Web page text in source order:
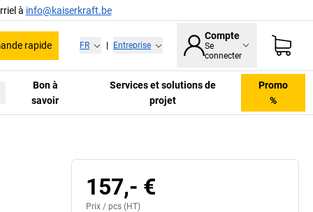
à info@kaiserkraft.be
rapide FR Entreprise
Compte
Se
connecter
Bon à
savoir
Services et solutions de
projet
Promo
%
157,- €
Prix / pcs (HT)